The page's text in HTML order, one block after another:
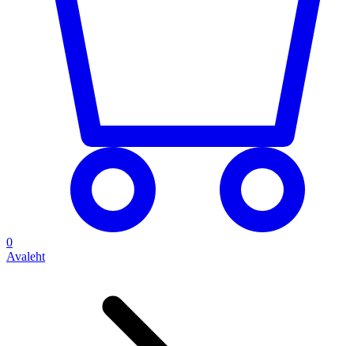
0
Avaleht